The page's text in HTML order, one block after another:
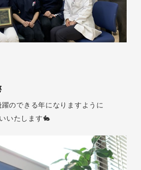
のできる年になりますように
いたします🐇